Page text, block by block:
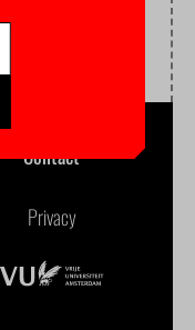
Contact
Privacy